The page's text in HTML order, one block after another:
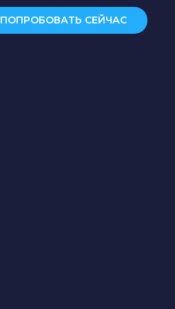
ПОПРОБОВАТЬ СЕЙЧАС